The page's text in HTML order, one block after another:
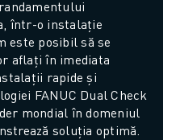
într-o instalație
este posibil să se
aflați în imediata
rapide și
FANUC Dual Check
mondial în domeniul
soluția optimă.